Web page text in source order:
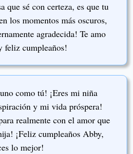
que sé con certeza, es que tu
los momentos más oscuros,
agradecida! Te amo
feliz cumpleaños!
como tú! ¡Eres mi niña
y mi vida próspera!
realmente con el amor que
¡Feliz cumpleaños Abby,
lo mejor!